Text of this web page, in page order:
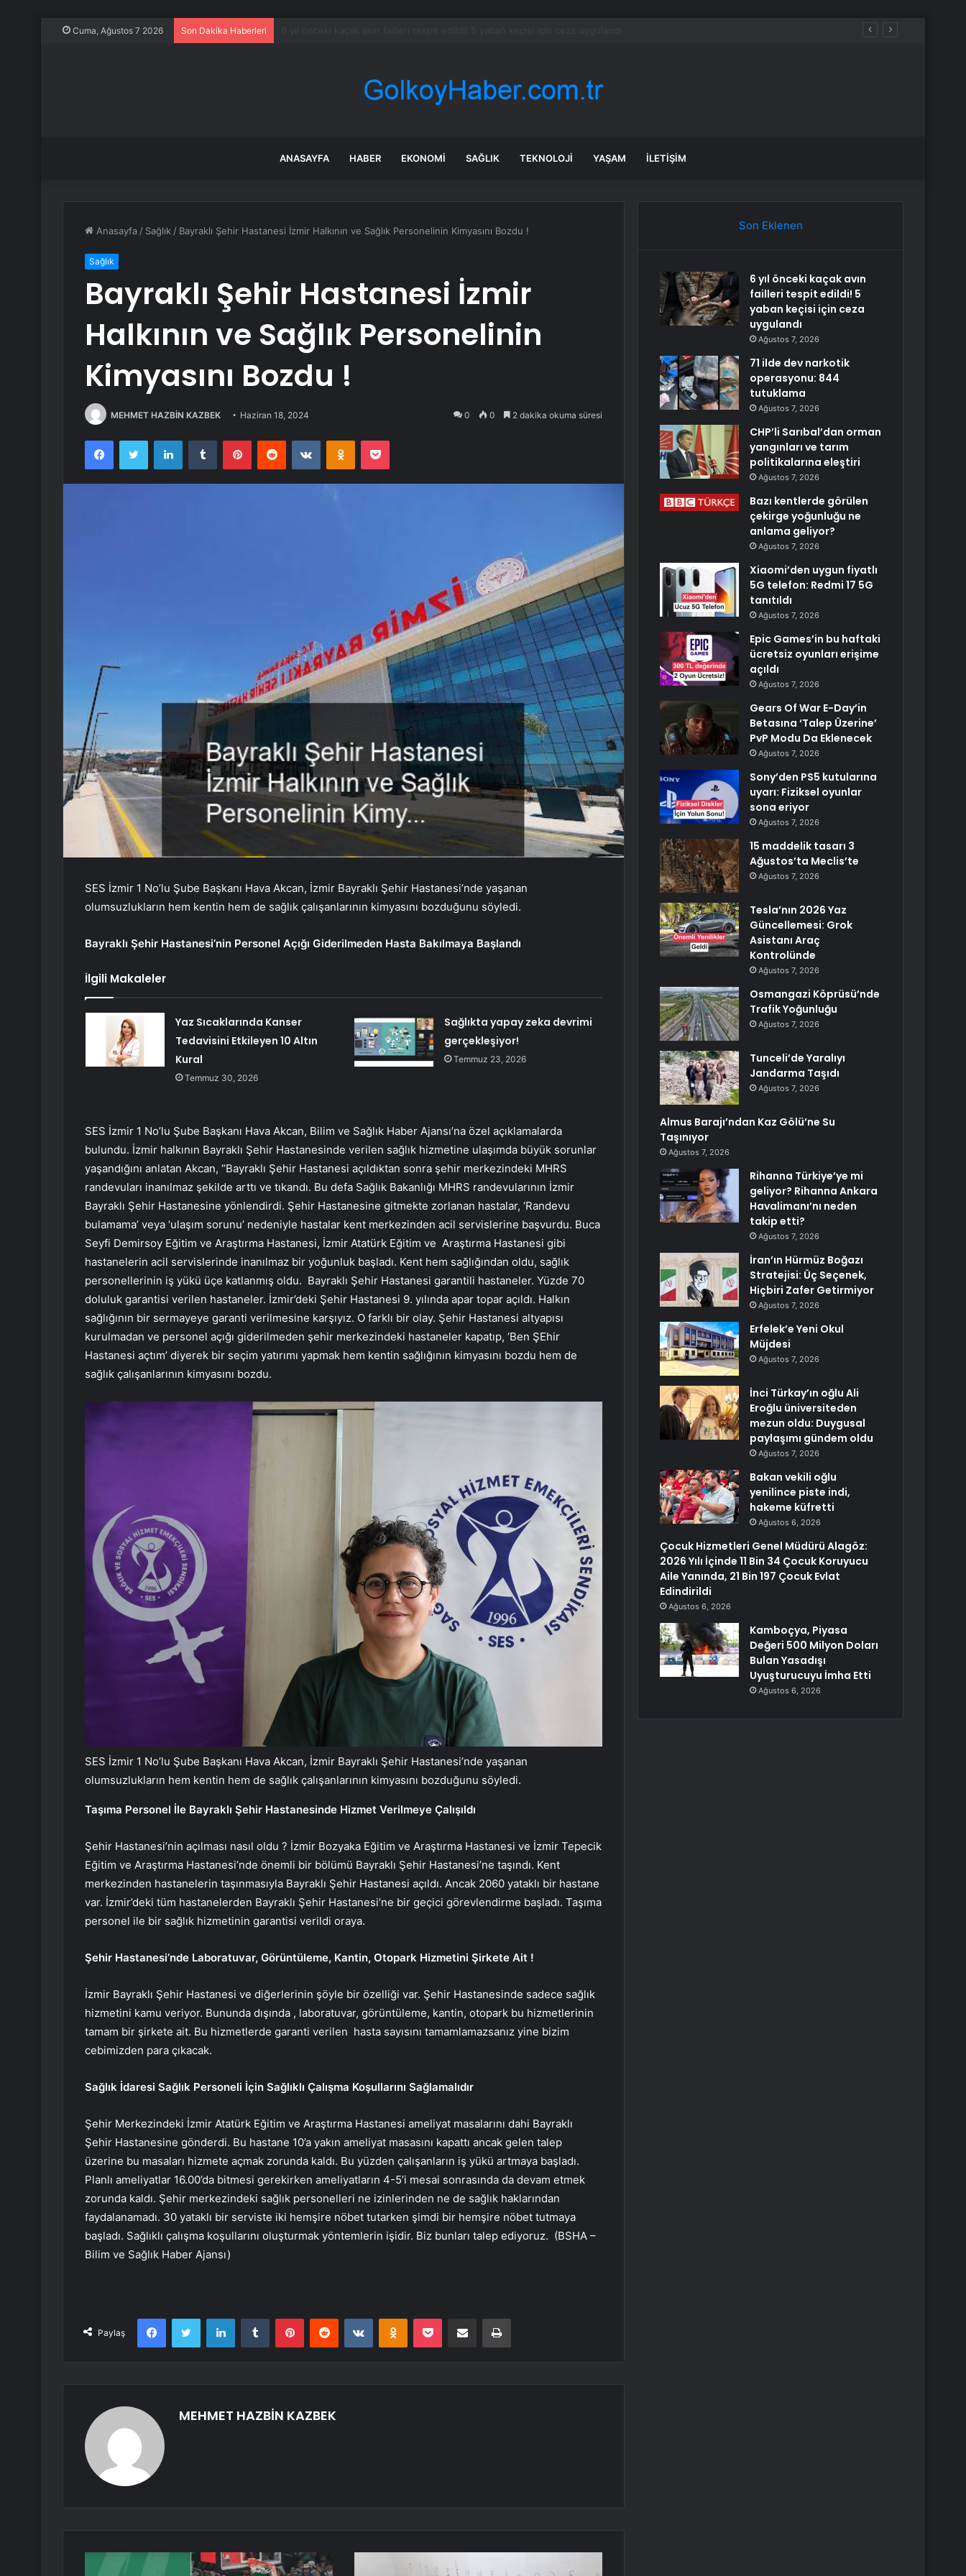
Cuma, Ağustos 7 2026 Son Dakika Haberleri
ANASAYFA HABER EKONOMI SAĞLIK TEKNOLOJI YAŞAM İLETIŞIM
Anasayfa / Sağlık / Bayraklı Şehir Hastanesi İzmir Halkının ve Sağlık Personelinin Kimyasını Bozdu !
Sağlık
Bayraklı Şehir Hastanesi İzmir
Halkının ve Sağlık Personelinin
Kimyasını Bozdu !
MEHMET HAZBİN KAZBEK Haziran 18, 2024 0 0 2 dakika okuma süresi
FacebookTwitter LinkedInTumblr PinterestReddit VKontakteOdnoklassniki
Pocket
SES İzmir 1 No’lu Şube Başkanı Hava Akcan, İzmir Bayraklı Şehir Hastanesi’nde yaşanan
olumsuzlukların hem kentin hem de sağlık çalışanlarının kimyasını bozduğunu söyledi.
Bayraklı Şehir Hastanesi’nin Personel Açığı Giderilmeden Hasta Bakılmaya Başlandı
İlgili Makaleler
Yaz Sıcaklarında Kanser
Tedavisini Etkileyen 10 Altın
Kural
Temmuz 30, 2026
Sağlıkta yapay zeka devrimi
gerçekleşiyor!
Temmuz 23, 2026
SES İzmir 1 No’lu Şube Başkanı Hava Akcan, Bilim ve Sağlık Haber Ajansı’na özel açıklamalarda
bulundu. İzmir halkının Bayraklı Şehir Hastanesinde verilen sağlık hizmetine ulaşımda büyük sorunlar
yaşandığını anlatan Akcan, “Bayraklı Şehir Hastanesi açıldıktan sonra şehir merkezindeki MHRS
randevuları inanılmaz şekilde arttı ve tıkandı. Bu defa Sağlık Bakanlığı MHRS randevularının İzmir
Bayraklı Şehir Hastanesine yönlendirdi. Şehir Hastanesine gitmekte zorlanan hastalar, ‘Randevu
bulamama’ veya ‘ulaşım sorunu’ nedeniyle hastalar kent merkezinden acil servislerine başvurdu. Buca
Seyfi Demirsoy Eğitim ve Araştırma Hastanesi, İzmir Atatürk Eğitim ve Araştırma Hastanesi gibi
hastanelerin acil servislerinde inanılmaz bir yoğunluk başladı. Kent hem sağlığından oldu, sağlık
personellerinin iş yükü üçe katlanmış oldu. Bayraklı Şehir Hastanesi garantili hastaneler. Yüzde 70
doluluk garantisi verilen hastaneler. İzmir’deki Şehir Hastanesi 9. yılında apar topar açıldı. Halkın
sağlığının bir sermayeye garanti verilmesine karşıyız. O farklı bir olay. Şehir Hastanesi altyapısı
kurulmadan ve personel açığı giderilmeden şehir merkezindeki hastaneler kapatıp, ‘Ben ŞEhir
Hastanesi açtım’ diyerek bir seçim yatırımı yapmak hem kentin sağlığının kimyasını bozdu hem de
sağlık çalışanlarının kimyasını bozdu.
SES İzmir 1 No’lu Şube Başkanı Hava Akcan, İzmir Bayraklı Şehir Hastanesi’nde yaşanan
olumsuzlukların hem kentin hem de sağlık çalışanlarının kimyasını bozduğunu söyledi.
Taşıma Personel İle Bayraklı Şehir Hastanesinde Hizmet Verilmeye Çalışıldı
Şehir Hastanesi’nin açılması nasıl oldu ? İzmir Bozyaka Eğitim ve Araştırma Hastanesi ve İzmir Tepecik
Eğitim ve Araştırma Hastanesi’nde önemli bir bölümü Bayraklı Şehir Hastanesi’ne taşındı. Kent
merkezinden hastanelerin taşınmasıyla Bayraklı Şehir Hastanesi açıldı. Ancak 2060 yataklı bir hastane
var. İzmir’deki tüm hastanelerden Bayraklı Şehir Hastanesi’ne bir geçici görevlendirme başladı. Taşıma
personel ile bir sağlık hizmetinin garantisi verildi oraya.
Şehir Hastanesi’nde Laboratuvar, Görüntüleme, Kantin, Otopark Hizmetini Şirkete Ait !
İzmir Bayraklı Şehir Hastanesi ve diğerlerinin şöyle bir özelliği var. Şehir Hastanesinde sadece sağlık
hizmetini kamu veriyor. Bununda dışında , laboratuvar, görüntüleme, kantin, otopark bu hizmetlerinin
tamam bir şirkete ait. Bu hizmetlerde garanti verilen hasta sayısını tamamlamazsanız yine bizim
cebimizden para çıkacak.
Sağlık İdaresi Sağlık Personeli İçin Sağlıklı Çalışma Koşullarını Sağlamalıdır
Şehir Merkezindeki İzmir Atatürk Eğitim ve Araştırma Hastanesi ameliyat masalarını dahi Bayraklı
Şehir Hastanesine gönderdi. Bu hastane 10’a yakın ameliyat masasını kapattı ancak gelen talep
üzerine bu masaları hizmete açmak zorunda kaldı. Bu yüzden çalışanların iş yükü artmaya başladı.
Planlı ameliyatlar 16.00’da bitmesi gerekirken ameliyatların 4-5’i mesai sonrasında da devam etmek
zorunda kaldı. Şehir merkezindeki sağlık personelleri ne izinlerinden ne de sağlık haklarından
faydalanamadı. 30 yataklı bir serviste iki hemşire nöbet tutarken şimdi bir hemşire nöbet tutmaya
başladı. Sağlıklı çalışma koşullarını oluşturmak yöntemlerin işidir. Biz bunları talep ediyoruz. (BSHA –
Bilim ve Sağlık Haber Ajansı)
Paylaş
FacebookTwitter LinkedInTumblr PinterestReddit VKontakteOdnoklassniki
Pocket E-Posta ile paylaş Yazdır
MEHMET HAZBİN KAZBEK
Son Eklenen
6 yıl önceki kaçak avın
failleri tespit edildi! 5
yaban keçisi için ceza
uygulandı
Ağustos 7, 2026
71 ilde dev narkotik
operasyonu: 844
tutuklama
Ağustos 7, 2026
CHP’li Sarıbal’dan orman
yangınları ve tarım
politikalarına eleştiri
Ağustos 7, 2026
Bazı kentlerde görülen
çekirge yoğunluğu ne
anlama geliyor?
Ağustos 7, 2026
Xiaomi’den uygun fiyatlı
5G telefon: Redmi 17 5G
tanıtıldı
Ağustos 7, 2026
Epic Games’in bu haftaki
ücretsiz oyunları erişime
açıldı
Ağustos 7, 2026
Gears Of War E-Day’in
Betasına ‘Talep Üzerine’
PvP Modu Da Eklenecek
Ağustos 7, 2026
Sony’den PS5 kutularına
uyarı: Fiziksel oyunlar
sona eriyor
Ağustos 7, 2026
15 maddelik tasarı 3
Ağustos’ta Meclis’te
Ağustos 7, 2026
Tesla’nın 2026 Yaz
Güncellemesi: Grok
Asistanı Araç
Kontrolünde
Ağustos 7, 2026
Osmangazi Köprüsü’nde
Trafik Yoğunluğu
Ağustos 7, 2026
Tunceli’de Yaralıyı
Jandarma Taşıdı
Ağustos 7, 2026
Almus Barajı’ndan Kaz Gölü’ne Su
Taşınıyor
Ağustos 7, 2026
Rihanna Türkiye’ye mi
geliyor? Rihanna Ankara
Havalimanı’nı neden
takip etti?
Ağustos 7, 2026
İran’ın Hürmüz Boğazı
Stratejisi: Üç Seçenek,
Hiçbiri Zafer Getirmiyor
Ağustos 7, 2026
Erfelek’e Yeni Okul
Müjdesi
Ağustos 7, 2026
İnci Türkay’ın oğlu Ali
Eroğlu üniversiteden
mezun oldu: Duygusal
paylaşımı gündem oldu
Ağustos 7, 2026
Bakan vekili oğlu
yenilince piste indi,
hakeme küfretti
Ağustos 6, 2026
Çocuk Hizmetleri Genel Müdürü Alagöz:
2026 Yılı İçinde 11 Bin 34 Çocuk Koruyucu
Aile Yanında, 21 Bin 197 Çocuk Evlat
Edindirildi
Ağustos 6, 2026
Kamboçya, Piyasa
Değeri 500 Milyon Doları
Bulan Yasadışı
Uyuşturucuyu İmha Etti
Ağustos 6, 2026